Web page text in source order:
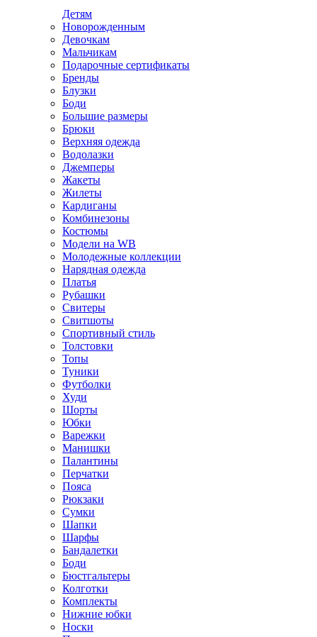
Детям
Новорожденным
Девочкам
Мальчикам
Подарочные сертификаты
Бренды
Блузки
Боди
Большие размеры
Брюки
Верхняя одежда
Водолазки
Джемперы
Жакеты
Жилеты
Кардиганы
Комбинезоны
Костюмы
Модели на WB
Молодежные коллекции
Нарядная одежда
Платья
Рубашки
Свитеры
Свитшоты
Спортивный стиль
Толстовки
Топы
Туники
Футболки
Худи
Шорты
Юбки
Варежки
Манишки
Палантины
Перчатки
Пояса
Рюкзаки
Сумки
Шапки
Шарфы
Бандалетки
Боди
Бюстгальтеры
Колготки
Комплекты
Нижние юбки
Носки